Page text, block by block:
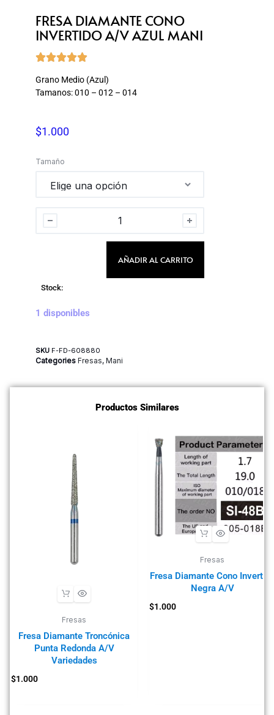
FRESA DIAMANTE CONO
INVERTIDO A/V AZUL MANI

Grano Medio (Azul)
Tamanos: 010 – 012 – 014
$1.000
Tamaño
AÑADIR AL CARRITO
Stock:
1 disponibles
SKU F-FD-608880
Categories Fresas, Mani
Productos Similares
Fresas
Fresa Diamante Troncónica
Punta Redonda A/V
Variedades
$1.000
Fresas
Fresa Diamante Cono
Negra A/V
$1.000